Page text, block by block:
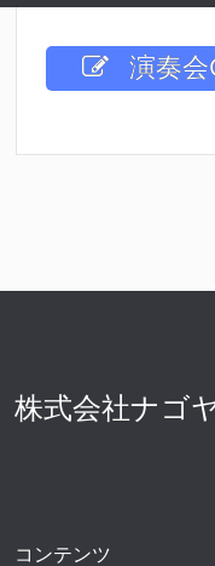
演奏会
株式会社ナゴ
コンテンツ